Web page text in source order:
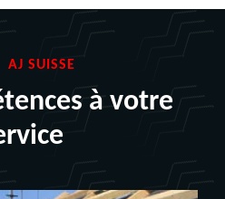
AJ SUISSE
à votre